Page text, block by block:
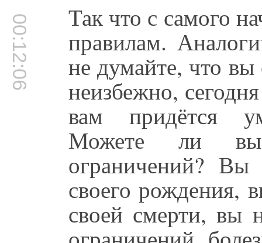
00:12:06 Так что с самого
правилам.
не думайте, что вы
неизбежно,
вам придётся
Можете ли вы
ограничений? Вы
своего рождения,
своей смерти, вы